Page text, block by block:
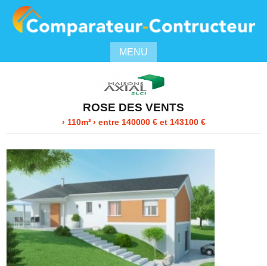
MENU
ROSE DES VENTS
› 110m² › entre 140000€ et 143100 €